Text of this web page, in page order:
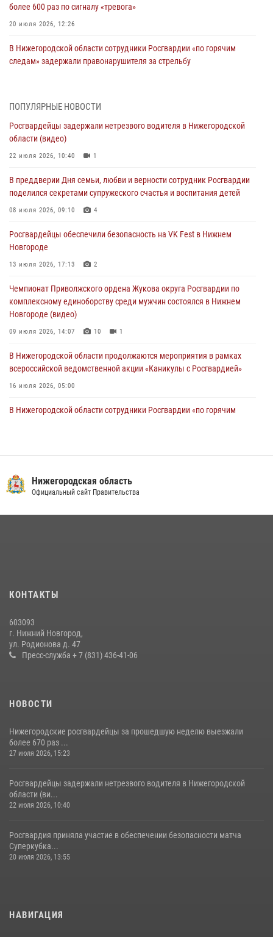
более 600 раз по сигналу «тревога»
20 июля 2026, 12:26
В Нижегородской области сотрудники Росгвардии «по горячим
следам» задержали правонарушителя за стрельбу
В Нижегородской области продолжаются мероприятия в рамках
16 июля 2026, 05:00
Росгвардейцы обеспечили безопасность на VK Fest в Нижнем
13 июля 2026, 17:13
Нижегородские росгвардейцы за прошедшую неделю выезжали
13 июля 2026, 06:45
Росгвардейцы предотвратили серию краж в Нижнем Новгороде
ПОПУЛЯРНЫЕ НОВОСТИ
Росгвардейцы задержали нетрезвого водителя в Нижегородской
области (видео)
22 июля 2026, 10:40 1
В преддверии Дня семьи, любви и верности сотрудник Росгвардии
поделился секретами супружеского счастья и воспитания детей
08 июля 2026, 09:10 4
Росгвардейцы обеспечили безопасность на VK Fest в Нижнем
Новгороде
13 июля 2026, 17:13 2
Чемпионат Приволжского ордена Жукова округа Росгвардии по
комплексному единоборству среди мужчин состоялся в Нижнем
Новгороде (видео)
09 июля 2026, 14:07 10 1
В Нижегородской области продолжаются мероприятия в рамках
всероссийской ведомственной акции «Каникулы с Росгвардией»
16 июля 2026, 05:00
В Нижегородской области сотрудники Росгвардии «по горячим
Суперкубка России в Нижнем Новгороде
20 июля 2026, 13:55 2
28 июля 2026, 15:39
более 600 раз по сигналу «тревога»
20 июля 2026, 12:26
Нижегородская область
Официальный сайт Правительства
КОНТАКТЫ
603093
г. Нижний Новгород,
ул. Родионова д. 47
Пресс-служба + 7 (831) 436-41-06
НОВОСТИ
Нижегородские росгвардейцы за прошедшую неделю выезжали
более 670 раз ...
27 июля 2026, 15:23
Росгвардейцы задержали нетрезвого водителя в Нижегородской
области (ви...
22 июля 2026, 10:40
Росгвардия приняла участие в обеспечении безопасности матча
Суперкубка...
20 июля 2026, 13:55
НАВИГАЦИЯ